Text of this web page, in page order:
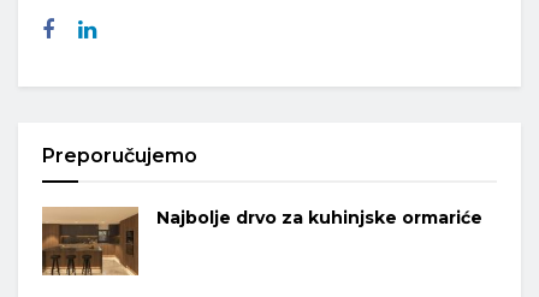
Preporučujemo
Najbolje drvo za kuhinjske ormariće